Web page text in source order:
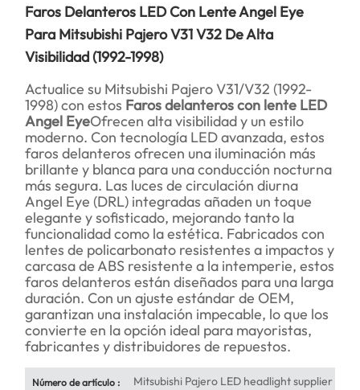
Faros Delanteros LED Con Lente Angel Eye
Para Mitsubishi Pajero V31 V32 De Alta
Visibilidad (1992-1998)
Actualice su Mitsubishi Pajero V31/V32 (1992-
1998) con estos Faros delanteros con lente LED
Angel EyeOfrecen alta visibilidad y un estilo
moderno. Con tecnología LED avanzada, estos
faros delanteros ofrecen una iluminación más
brillante y blanca para una conducción nocturna
más segura. Las luces de circulación diurna
Angel Eye (DRL) integradas añaden un toque
elegante y sofisticado, mejorando tanto la
funcionalidad como la estética. Fabricados con
lentes de policarbonato resistentes a impactos y
carcasa de ABS resistente a la intemperie, estos
faros delanteros están diseñados para una larga
duración. Con un ajuste estándar de OEM,
garantizan una instalación impecable, lo que los
convierte en la opción ideal para mayoristas,
fabricantes y distribuidores de repuestos.
Número de artículo : Mitsubishi Pajero LED headlight supplier